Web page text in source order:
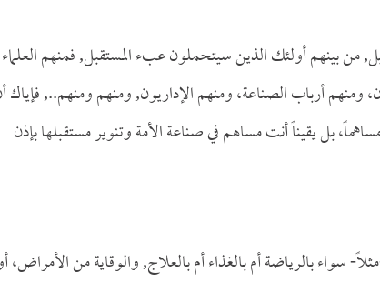
من بينهم أولئك الذين سيتحملون عبء المستقبل, فمنهم العلماء
ومنهم أرباب الصناعة، ومنهم الإداريون, ومنهم ومنهم.., فإياك
بل يقيناً أنت مساهم في صناعة الأمة وتنوير مستقبلها بإذن
سواء بالرياضة أم بالغذاء أم بالعلاج, والوقاية من الأمراض،